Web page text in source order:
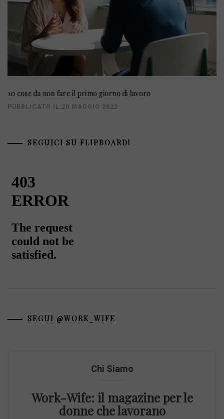
10 cose da non fare il primo giorno di lavoro
PUBBLICATO IL:20 MAGGIO 2022
SEGUICI SU FLIPBOARD!
SEGUI @WORK_WIFE
Chi Siamo
Work-Wife: il magazine per le
donne che lavorano